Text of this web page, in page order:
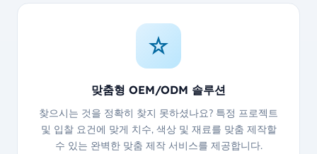
맞춤형 OEM/ODM 솔루션
찾으시는 것을 정확히 찾지 못하셨나요? 특정 프로젝트
및 입찰 요건에 맞게 치수, 색상 및 재료를 맞춤 제작할
수 있는 완벽한 맞춤 제작 서비스를 제공합니다.